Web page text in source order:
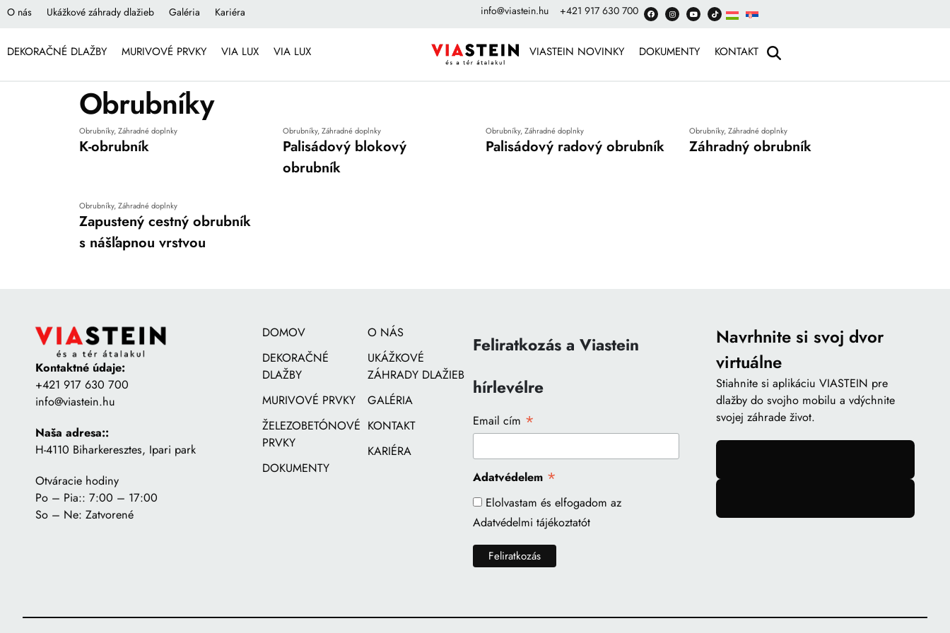
O nás Ukážkové záhrady dlažieb Galéria Kariéra info@viastein.hu +421 917 630 700
DEKORAČNÉ DLAŽBY MURIVOVÉ PRVKY VIA LUX VIA LUX VIASTEIN NOVINKY DOKUMENTY KONTAKT
Obrubníky
Obrubníky,Záhradné doplnky
K-obrubník
Obrubníky,Záhradné doplnky
Palisádový blokový
obrubník
Obrubníky,Záhradné doplnky
Palisádový radový obrubník
Obrubníky,Záhradné doplnky
Záhradný obrubník
Obrubníky,Záhradné doplnky
Zapustený cestný obrubník
s nášľapnou vrstvou
Kontaktné údaje:
+421 917 630 700
info@viastein.hu
Naša adresa::
H-4110 Biharkeresztes, Ipari park
Otváracie hodiny
Po – Pia:: 7:00 – 17:00
So – Ne: Zatvorené
DOMOV
DEKORAČNÉ
DLAŽBY
MURIVOVÉ PRVKY
ŽELEZOBETÓNOVÉ
PRVKY
DOKUMENTY
O NÁS
UKÁŽKOVÉ
ZÁHRADY DLAŽIEB
GALÉRIA
KONTAKT
KARIÉRA
Feliratkozás a Viastein
hírlevélre
Email cím *
Adatvédelem *
Elolvastam és elfogadom az
Adatvédelmi tájékoztatót
Navrhnite si svoj dvor
virtuálne
Stiahnite si aplikáciu VIASTEIN pre
dlažby do svojho mobilu a vdýchnite
svojej záhrade život.